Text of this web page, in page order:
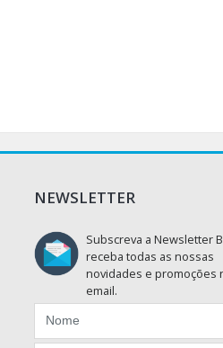
NEWSLETTER
Subscreva a Newsletter
receba todas as nossas
novidades e promoções
email.